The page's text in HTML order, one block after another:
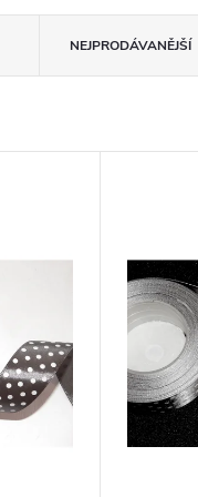
NEJPRODÁVANĚJŠÍ